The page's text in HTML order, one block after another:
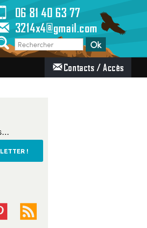
06 81 40 63 77
3214x4@gmail.com
Contacts / Accès
!